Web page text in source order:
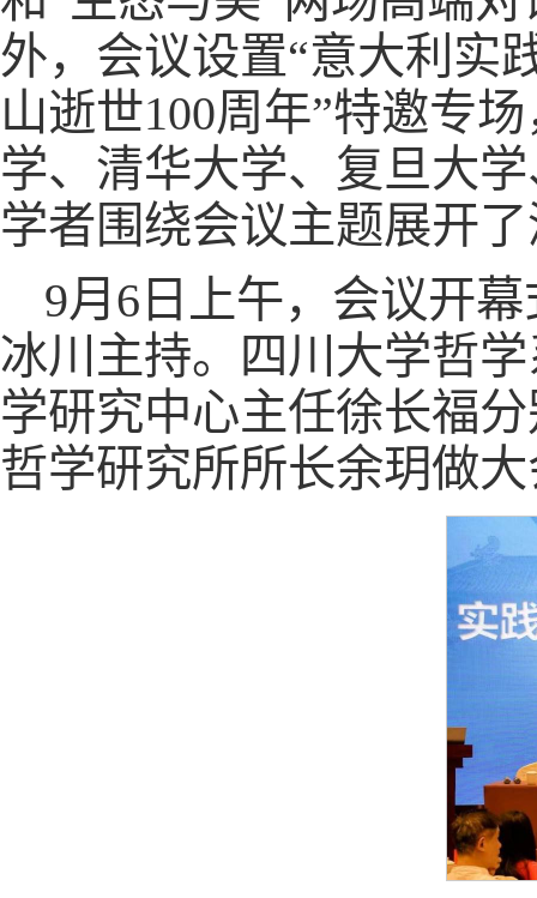
外，会议设置“意大利实
山逝世100周年”特邀专
学、清华大学、复旦大
学者围绕会议主题展开
9月6日上午，会议开
冰川主持。四川大学哲
学研究中心主任徐长福
哲学研究所所长余玥做